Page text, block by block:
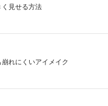
見せる方法
れにくいアイメイク